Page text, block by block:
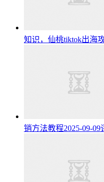
知识，仙桃tiktok出海
销方法教程2025-09-09